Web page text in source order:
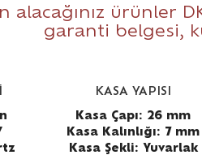
alacağınız ürünler
garanti belgesi,
KASA YAPISI
Kasa Çapı: 26 mm
Kasa Kalınlığı: 7 mm
Kasa Şekli: Yuvarlak